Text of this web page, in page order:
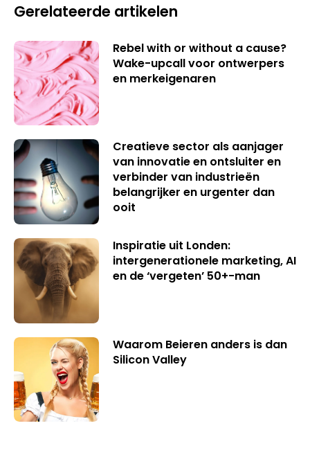
Gerelateerde artikelen
Rebel with or without a cause?
Wake-upcall voor ontwerpers
en merkeigenaren
Creatieve sector als aanjager
van innovatie en ontsluiter en
verbinder van industrieën
belangrijker en urgenter dan
ooit
Inspiratie uit Londen:
intergenerationele marketing, AI
en de ‘vergeten’ 50+-man
Waarom Beieren anders is dan
Silicon Valley